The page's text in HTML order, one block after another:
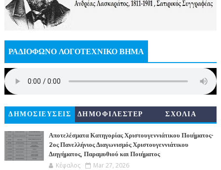
ΡΑΔΙΟΦΩΝΟ ΛΟΓΟΤΕΧΝΙΚΟ ΒΗΜΑ
ΔΗΜΟΣΙΕΥΣΕΙΣ
ΔΗΜΟΦΙΛΕΣΤΕΡ
ΣΧΟΛΙΑ
Αποτελέσματα Κατηγορίας Χριστουγεννιάτικου Ποιήματος-
2ος Πανελλήνιος Διαγωνισμός Χριστουγεννιάτικου
Διηγήματος, Παραμυθιού και Ποιήματος
Κέφαλος Mar 27, 2026